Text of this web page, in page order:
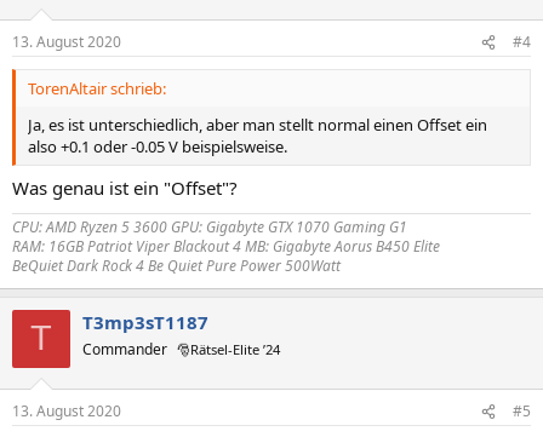
13. August 2020 #4
TorenAltair schrieb:
Ja, es ist unterschiedlich, aber man stellt normal einen Offset ein
also +0.1 oder -0.05 V beispielsweise.
Was genau ist ein "Offset"?
CPU: AMD Ryzen 5 3600 GPU: Gigabyte GTX 1070 Gaming G1
RAM: 16GB Patriot Viper Blackout 4 MB: Gigabyte Aorus B450 Elite
BeQuiet Dark Rock 4 Be Quiet Pure Power 500Watt
T T3mp3sT1187
Commander 🎅Rätsel-Elite ’24
13. August 2020 #5